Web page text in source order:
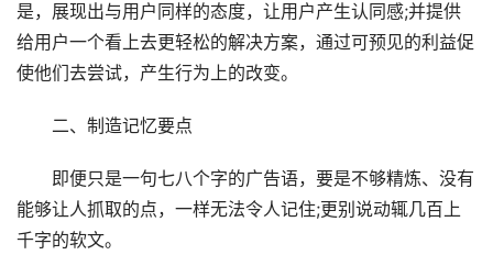
是，展现出与用户同样的态度，让用户产生认同感;并提供
给用户一个看上去更轻松的解决方案，通过可预见的利益促
使他们去尝试，产生行为上的改变。
二、制造记忆要点
即便只是一句七八个字的广告语，要是不够精炼、没有
能够让人抓取的点，一样无法令人记住;更别说动辄几百上
千字的软文。